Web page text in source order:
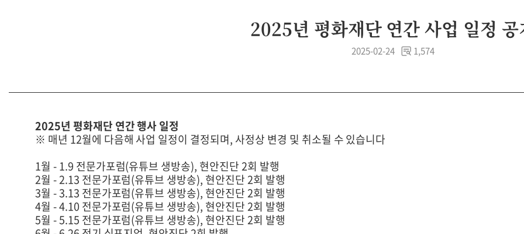
2025년 평화재단 연간 사업 일정 공
2025-02-24 1,574
2025년 평화재단 연간 행사 일정
※ 매년 12월에 다음해 사업 일정이 결정되며, 사정상 변경 및 취소될 수 있습니다
1월 - 1.9 전문가포럼(유튜브 생방송), 현안진단 2회 발행
2월 - 2.13 전문가포럼(유튜브 생방송), 현안진단 2회 발행
3월 - 3.13 전문가포럼(유튜브 생방송), 현안진단 2회 발행
4월 - 4.10 전문가포럼(유튜브 생방송), 현안진단 2회 발행
5월 - 5.15 전문가포럼(유튜브 생방송), 현안진단 2회 발행